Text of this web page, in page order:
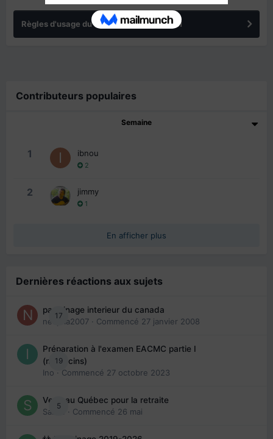
Règles d'usage du forum IMMIGRER.COM
Contributeurs populaires
Semaine
1 ibnou
2
2 jimmy
1
En afficher plus
Dernières réactions aux sujets
17
parrainage interieur du canada
nedjma2007 · Commencé 27 janvier 2008
19
Préparation à l'examen EACMC partie I
(médecins)
Ino · Commencé 27 octobre 2023
5
Venir au Québec pour la retraite
Sab74
· Commencé 26 mai